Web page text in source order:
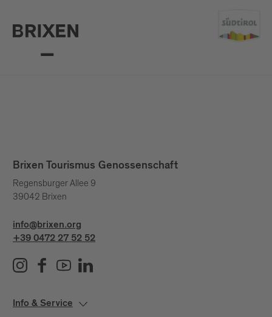
Brixen Tourismus Genossenschaft
Regensburger Allee 9
39042 Brixen
info@brixen.org
+39 0472 27 52 52
Info & Service